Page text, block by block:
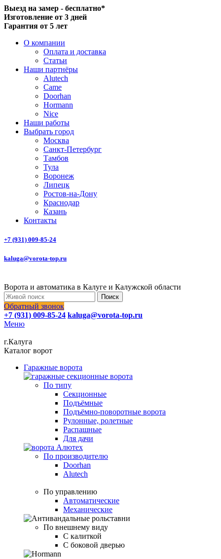
Выезд на замер - бесплатно*
Изготовление от 3 дней
Гарантия от 5 лет
О компании
Оплата и доставка
Статьи
Наши партнёры
Alutech
Came
Doorhan
Hormann
Nice
Наши работы
Выбрать город
Москва
Санкт-Петербург
Тамбов
Тула
Воронеж
Липецк
Ростов-на-Дону
Краснодар
Казань
Контакты
+7 (931) 009-85-24
kaluga@vorota-top.ru
Ворота и автоматика в Калуге и Калужской области
Поиск
Обратный звонок
+7 (931) 009-85-24 kaluga@vorota-top.ru
Меню
г.Калуга
Каталог ворот
Гаражные ворота
По типу
Секционные
Подъёмные
Подъёмно-поворотные ворота
Рулонные, ролетные
Распашные
Для дачи
По производителю
Doorhan
Alutech
По управлению
Автоматические
Механические
По внешнему виду
С калиткой
С боковой дверью